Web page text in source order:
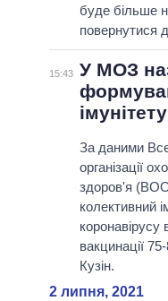
буде більше
повернутися
15:43 У МОЗ
За даними
організації
здоров'я
колективний
коронавірусу
вакцинації
Кузін.
2 липня, 2021